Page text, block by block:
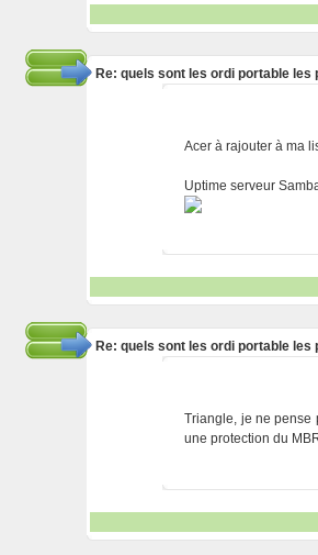
Re: quels sont les ordi portable
Acer à rajouter à ma
Uptime serveur
Re: quels sont les ordi portable
Triangle, je ne pense
une protection du